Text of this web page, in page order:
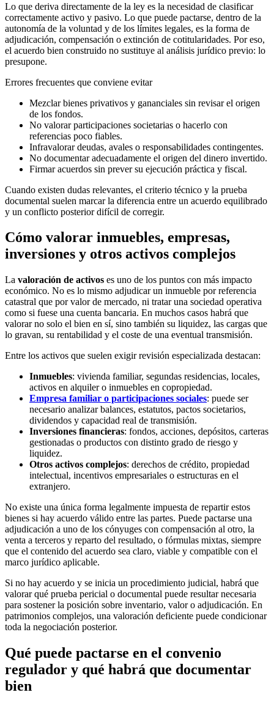
Lo que deriva directamente de la ley es la necesidad de clasificar
correctamente activo y pasivo. Lo que puede pactarse, dentro de la
autonomía de la voluntad y de los límites legales, es la forma de
adjudicación, compensación o extinción de cotitularidades. Por eso,
el acuerdo bien construido no sustituye al análisis jurídico previo: lo
presupone.
Errores frecuentes que conviene evitar
Mezclar bienes privativos y gananciales sin revisar el origen
de los fondos.
No valorar participaciones societarias o hacerlo con
referencias poco fiables.
Infravalorar deudas, avales o responsabilidades contingentes.
No documentar adecuadamente el origen del dinero invertido.
Firmar acuerdos sin prever su ejecución práctica y fiscal.
Cuando existen dudas relevantes, el criterio técnico y la prueba
documental suelen marcar la diferencia entre un acuerdo equilibrado
y un conflicto posterior difícil de corregir.
Cómo valorar inmuebles, empresas,
inversiones y otros activos complejos
La valoración de activos es uno de los puntos con más impacto
económico. No es lo mismo adjudicar un inmueble por referencia
catastral que por valor de mercado, ni tratar una sociedad operativa
como si fuese una cuenta bancaria. En muchos casos habrá que
valorar no solo el bien en sí, sino también su liquidez, las cargas que
lo gravan, su rentabilidad y el coste de una eventual transmisión.
Entre los activos que suelen exigir revisión especializada destacan:
Inmuebles: vivienda familiar, segundas residencias, locales,
activos en alquiler o inmuebles en copropiedad.
Empresa familiar o participaciones sociales: puede ser
necesario analizar balances, estatutos, pactos societarios,
dividendos y capacidad real de transmisión.
Inversiones financieras: fondos, acciones, depósitos, carteras
gestionadas o productos con distinto grado de riesgo y
liquidez.
Otros activos complejos: derechos de crédito, propiedad
intelectual, incentivos empresariales o estructuras en el
extranjero.
No existe una única forma legalmente impuesta de repartir estos
bienes si hay acuerdo válido entre las partes. Puede pactarse una
adjudicación a uno de los cónyuges con compensación al otro, la
venta a terceros y reparto del resultado, o fórmulas mixtas, siempre
que el contenido del acuerdo sea claro, viable y compatible con el
marco jurídico aplicable.
Si no hay acuerdo y se inicia un procedimiento judicial, habrá que
valorar qué prueba pericial o documental puede resultar necesaria
para sostener la posición sobre inventario, valor o adjudicación. En
patrimonios complejos, una valoración deficiente puede condicionar
toda la negociación posterior.
Qué puede pactarse en el convenio
regulador y qué habrá que documentar
bien